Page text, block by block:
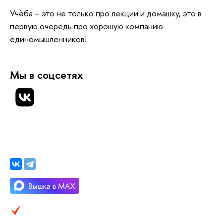
Учёба – это не только про лекции и домашку, это в
первую очередь про хорошую компанию
единомышленников!
Мы в соцсетях